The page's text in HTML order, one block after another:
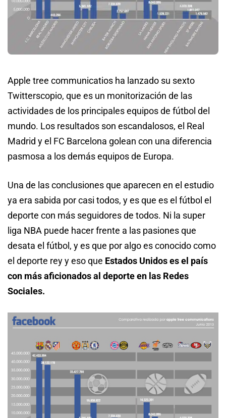
Apple tree communicatios ha lanzado su sexto
Twitterscopio, que es un monitorización de las
actividades de los principales equipos de fútbol del
mundo. Los resultados son escandalosos, el Real
Madrid y el FC Barcelona golean con una diferencia
pasmosa a los demás equipos de Europa.
Una de las conclusiones que aparecen en el estudio
ya era sabida por casi todos, y es que es el fútbol el
deporte con más seguidores de todos. Ni la super
liga NBA puede hacer frente a las pasiones que
desata el fútbol, y es que por algo es conocido como
el deporte rey y eso que Estados Unidos es el país
con más aficionados al deporte en las Redes
Sociales.